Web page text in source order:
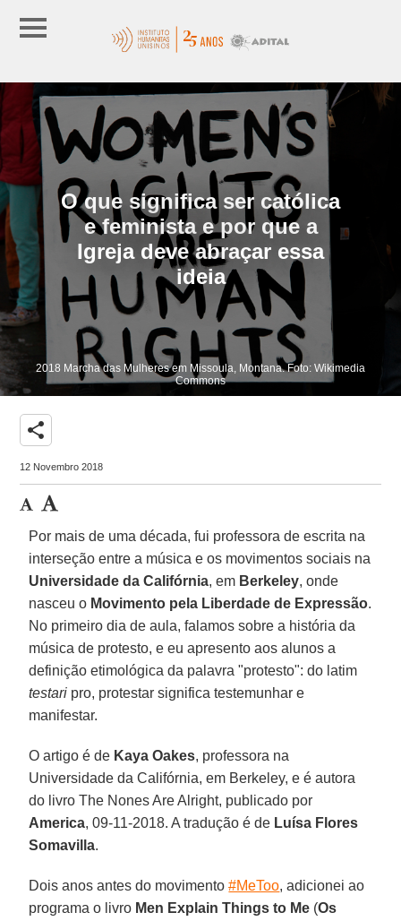
O que significa ser católica
e feminista e por que a
Igreja deve abraçar essa
ideia
2018 Marcha das Mulheres em Missoula, Montana. Foto: Wikimedia
Commons
share
12 Novembro 2018
Por mais de uma década, fui professora de escrita na
interseção entre a música e os movimentos sociais na
Universidade da Califórnia, em Berkeley, onde
nasceu o Movimento pela Liberdade de Expressão.
No primeiro dia de aula, falamos sobre a história da
música de protesto, e eu apresento aos alunos a
definição etimológica da palavra "protesto": do latim
testari pro, protestar significa testemunhar e
manifestar.
O artigo é de Kaya Oakes, professora na
Universidade da Califórnia, em Berkeley, e é autora
do livro The Nones Are Alright, publicado por
America, 09-11-2018. A tradução é de Luísa Flores
Somavilla.
Dois anos antes do movimento#MeToo, adicionei ao
programa o livro Men Explain Things to Me (Os